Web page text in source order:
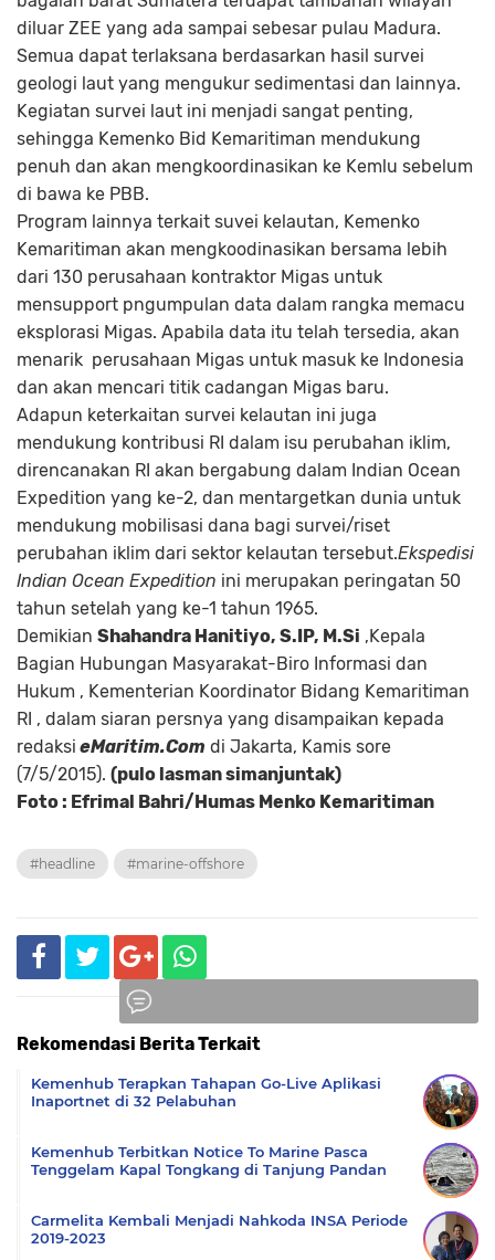
diluar ZEE yang ada sampai sebesar pulau Madura.
Semua dapat terlaksana berdasarkan hasil survei
geologi laut yang mengukur sedimentasi dan lainnya.
Kegiatan survei laut ini menjadi sangat penting,
sehingga Kemenko Bid Kemaritiman mendukung
penuh dan akan mengkoordinasikan ke Kemlu sebelum
di bawa ke PBB.
Program lainnya terkait suvei kelautan, Kemenko
Kemaritiman akan mengkoodinasikan bersama lebih
dari 130 perusahaan kontraktor Migas untuk
mensupport pngumpulan data dalam rangka memacu
eksplorasi Migas. Apabila data itu telah tersedia, akan
menarik perusahaan Migas untuk masuk ke Indonesia
dan akan mencari titik cadangan Migas baru.
Adapun keterkaitan survei kelautan ini juga
mendukung kontribusi RI dalam isu perubahan iklim,
direncanakan RI akan bergabung dalam Indian Ocean
Expedition yang ke-2, dan mentargetkan dunia untuk
mendukung mobilisasi dana bagi survei/riset
perubahan iklim dari sektor kelautan tersebut.Ekspedisi
Indian Ocean Expedition ini merupakan peringatan 50
tahun setelah yang ke-1 tahun 1965.
Demikian Shahandra Hanitiyo, S.IP, M.Si ,Kepala
Bagian Hubungan Masyarakat-Biro Informasi dan
Hukum , Kementerian Koordinator Bidang Kemaritiman
RI , dalam siaran persnya yang disampaikan kepada
redaksi eMaritim.Com di Jakarta, Kamis sore
(7/5/2015). (pulo lasman simanjuntak)
Foto : Efrimal Bahri/Humas Menko Kemaritiman
#headline #marine-offshore
Rekomendasi Berita Terkait
Kemenhub Terapkan Tahapan Go-Live Aplikasi
Inaportnet di 32 Pelabuhan
Kemenhub Terbitkan Notice To Marine Pasca
Tenggelam Kapal Tongkang di Tanjung Pandan
Carmelita Kembali Menjadi Nahkoda INSA Periode
2019-2023